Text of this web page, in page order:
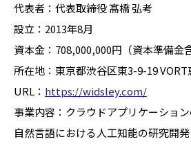
代表者：代表取締役 髙橋 弘考
設立：2013年8月
資本金：708,000,000円（資本準備金
所在地：東京都渋谷区東3-9-19
URL： https://widsley.com/
事業内容：クラウドアプリケーショ
自然言語における人工知能の研究開発